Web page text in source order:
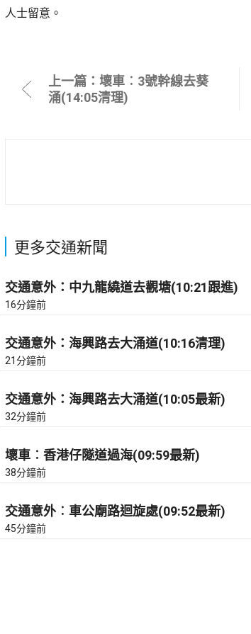
人士留意。
上一篇：壞車︰3號幹線去葵
涌(14:05清理)
更多交通新聞
交通意外：中九龍繞道去觀塘(10:21跟進)
16分鐘前
交通意外：海興路去大涌道(10:16清理)
21分鐘前
交通意外：海興路去大涌道(10:05最新)
32分鐘前
壞車︰香港仔隧道過海(09:59最新)
38分鐘前
交通意外︰車公廟路迴旋處(09:52最新)
45分鐘前